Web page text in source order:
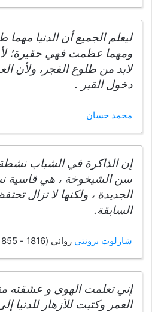
ليعلم الجميع أن الدنيا
ومهما عظمت فهي حقيرة؛
لابد من طلوع الفجر، ولأن
دخول القبر .
محمد حسان
إن الذاكرة في الشباب
سن الشيخوخة ، هي قاسية
الجديدة ، ولكنها لا تزال
السابقة.
شارلوت برونتي روائي (1816 - 1855)
إني تعلمت الهوى و عشقته
العمر وكتبت للأزهار للدنيا